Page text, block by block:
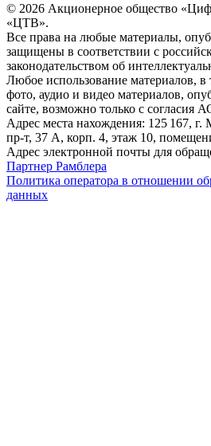
© 2026 Акционерное общество
«ЦТВ».
Все права на любые материалы,
защищены в соответствии с
законодательством об
Любое использование материалов, в
фото, аудио и видео материалов,
сайте, возможно только с согласия
Адрес места нахождения: 125 167,
пр-т, 37 А, корп. 4, этаж 10,
Адрес электронной почты для
Партнер Рамблера
Политика оператора в отношении
данных